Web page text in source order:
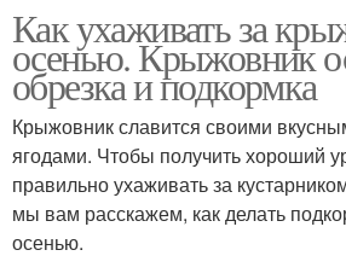
Уход за вишней
Осенний уход
Как ухаживать за
осенью. Крыжовник
обрезка и подкормка
Крыжовник славится своими
ягодами. Чтобы получить хороший
правильно ухаживать за
мы вам расскажем, как делать
осенью.